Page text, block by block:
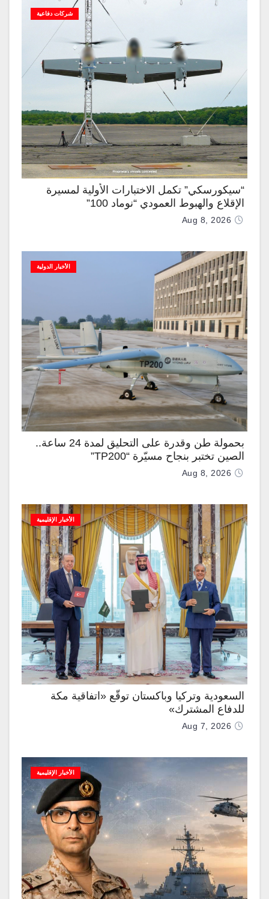
شركات دفاعية
“سيكورسكي” تكمل الاختبارات الأولية لمسيرة
الإقلاع والهبوط العمودي “نوماد 100”
Aug 8, 2026
الأخبار الدولية
بحمولة طن وقدرة على التحليق لمدة 24 ساعة..
الصين تختبر بنجاح مسيّرة “TP200”
Aug 8, 2026
الأخبار الإقليمية
السعودية وتركيا وباكستان توقّع «اتفاقية مكة
للدفاع المشترك»
Aug 7, 2026
الأخبار الإقليمية